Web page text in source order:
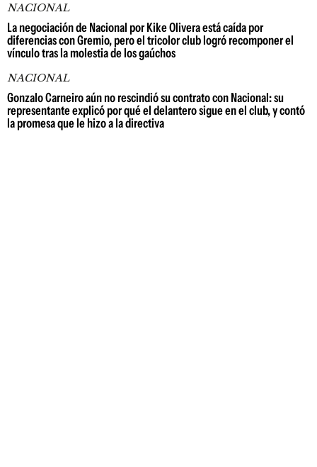
NACIONAL
La negociación de Nacional por Kike Olivera está caída por
diferencias con Gremio, pero el tricolor club logró recomponer el
vínculo tras la molestia de los gaúchos
NACIONAL
Gonzalo Carneiro aún no rescindió su contrato con Nacional: su
representante explicó por qué el delantero sigue en el club, y contó
la promesa que le hizo a la directiva